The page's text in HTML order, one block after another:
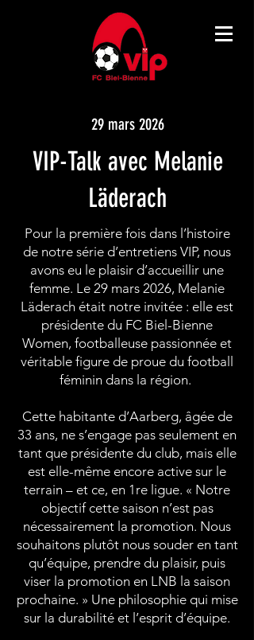
29 mars 2026
VIP-Talk avec Melanie
Läderach
Pour la première fois dans l’histoire
de notre série d’entretiens VIP, nous
avons eu le plaisir d’accueillir une
femme. Le 29 mars 2026, Melanie
Läderach était notre invitée : elle est
présidente du FC Biel-Bienne
Women, footballeuse passionnée et
véritable figure de proue du football
féminin dans la région.
Cette habitante d’Aarberg, âgée de
33 ans, ne s’engage pas seulement en
tant que présidente du club, mais elle
est elle-même encore active sur le
terrain – et ce, en 1re ligue. « Notre
objectif cette saison n’est pas
nécessairement la promotion. Nous
souhaitons plutôt nous souder en tant
qu’équipe, prendre du plaisir, puis
viser la promotion en LNB la saison
prochaine. » Une philosophie qui mise
sur la durabilité et l’esprit d’équipe.